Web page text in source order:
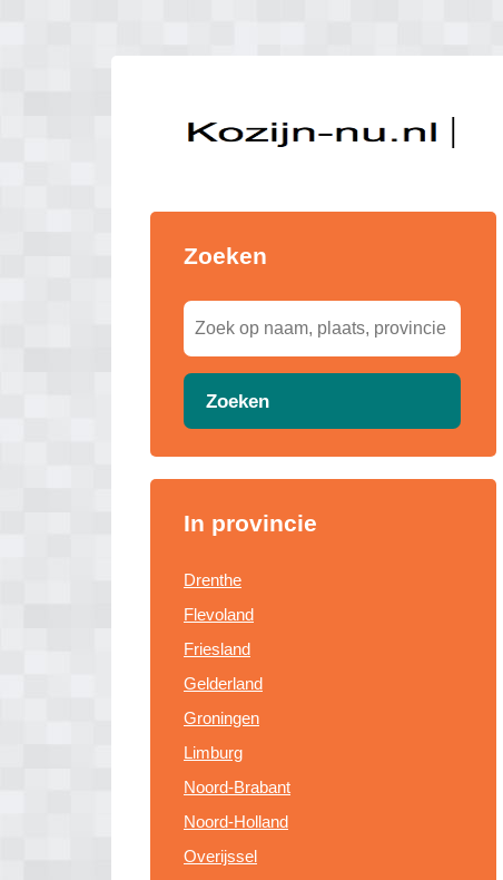
Zoeken
Zoeken
In provincie
Drenthe
Flevoland
Friesland
Gelderland
Groningen
Limburg
Noord-Brabant
Noord-Holland
Overijssel